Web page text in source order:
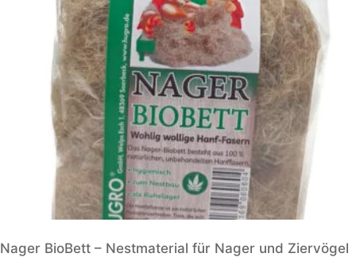
Produktseite
Nager BioBett – Nestmaterial für Nager und Ziervögel